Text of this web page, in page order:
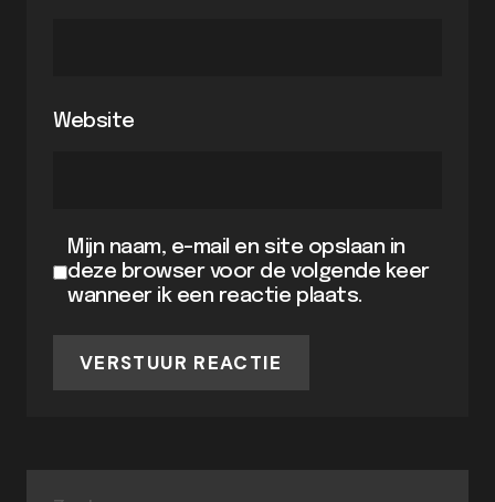
Website
Mijn naam, e-mail en site opslaan in
deze browser voor de volgende keer
wanneer ik een reactie plaats.
VERSTUUR REACTIE